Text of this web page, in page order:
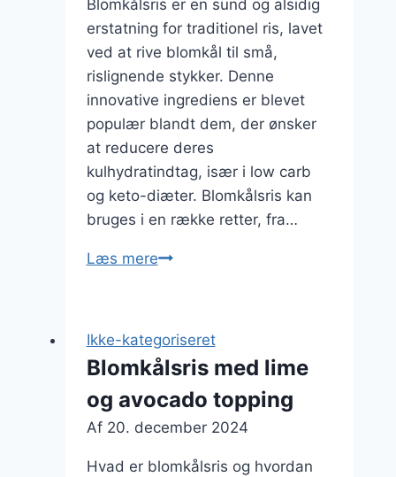
Blomkålsris er en sund og alsidig
erstatning for traditionel ris, lavet
ved at rive blomkål til små,
rislignende stykker. Denne
innovative ingrediens er blevet
populær blandt dem, der ønsker
at reducere deres
kulhydratindtag, især i low carb
og keto-diæter. Blomkålsris kan
bruges i en række retter, fra…
Læs mereBlomkålsris
dild
Ikke-kategoriseret
Blomkålsris med lime
og avocado topping
Af 20. december 2024
Hvad er blomkålsris og hvordan